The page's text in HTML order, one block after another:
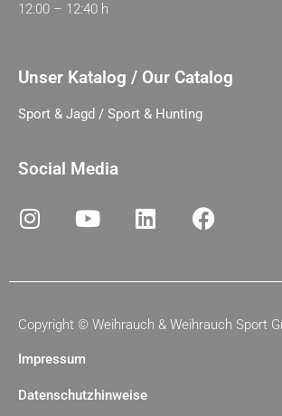
12:00 – 12:40 h
Unser Katalog / Our Catalog
Sport & Jagd / Sport & Hunting
Social Media
Copyright © Weihrauch & Weihrauch Sport
Impressum
Datenschutzhinweise